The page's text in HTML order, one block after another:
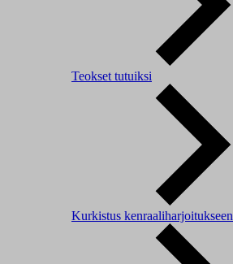
Teokset tutuiksi
Kurkistus kenraaliharjoitukseen